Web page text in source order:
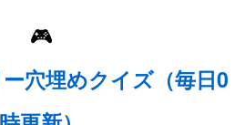
🎮
穴埋めクイズ（毎日0